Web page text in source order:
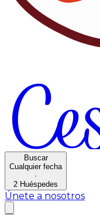
Buscar
Cualquier fecha
·
2 Huéspedes
Únete a nosotros